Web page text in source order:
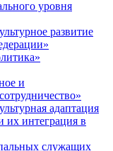
уровня
развитие
и
адаптация
их интеграция в
служащих